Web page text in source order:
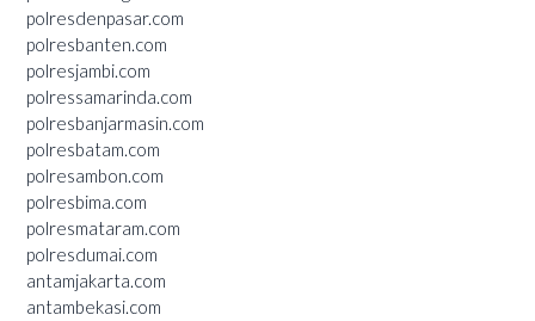
polresdenpasar.com
polresbanten.com
polresjambi.com
polressamarinda.com
polresbanjarmasin.com
polresbatam.com
polresambon.com
polresbima.com
polresmataram.com
polresdumai.com
antamjakarta.com
antambekasi.com